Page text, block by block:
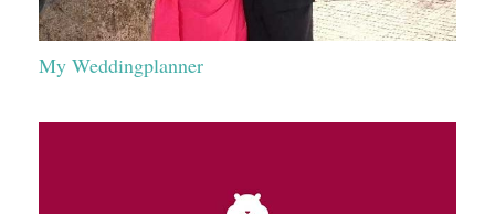
My Weddingplanner